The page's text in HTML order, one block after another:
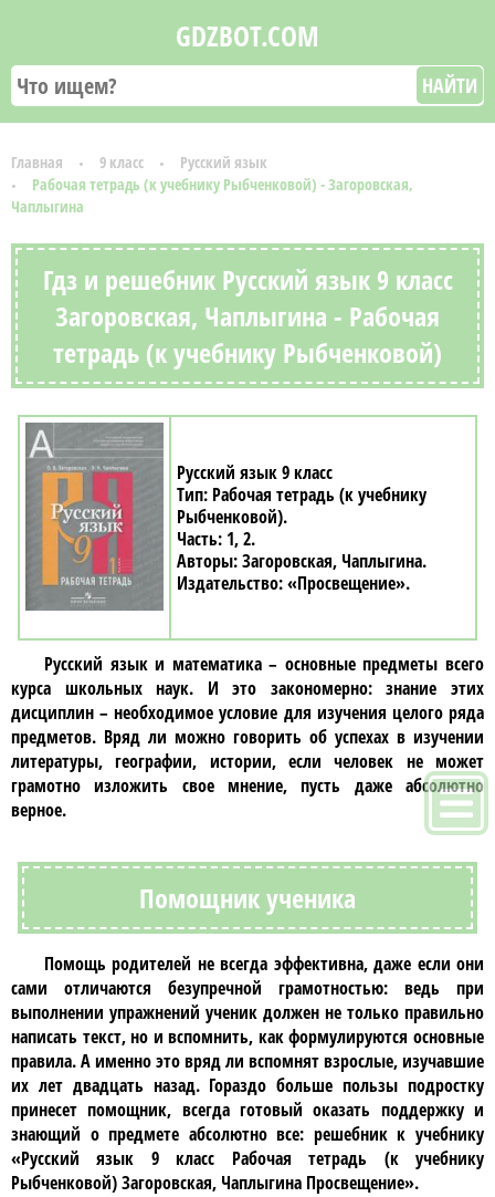
GDZBOT.COM
НАЙТИ
Главная 9 класс
Русский язык
Рабочая тетрадь (к учебнику Рыбченковой) - Загоровская,
Чаплыгина
Гдз и решебник Русский язык 9 класс
Загоровская, Чаплыгина - Рабочая
тетрадь (к учебнику Рыбченковой)
Русский язык 9 класс
Рабочая тетрадь (к учебнику
Рыбченковой)
1, 2
Загоровская, Чаплыгина
«Просвещение»
Русский языки математика – основные предметы всего
курса школьных наук. И это закономерно: знание этих
дисциплин – необходимое условие для изучения целого ряда
предметов. Вряд ли можно говорить об успехах в изучении
литературы, географии, истории, если человек не может
грамотно изложить свое мнение, пусть даже абсолютно
верное.
Помощник ученика
Помощь родителей не всегда эффективна, даже если они
сами отличаются безупречной грамотностью: ведь при
выполнении упражнений ученик должен не только правильно
написать текст, но и вспомнить, как формулируются основные
правила. А именно это вряд ли вспомнят взрослые, изучавшие
их лет двадцать назад. Гораздо больше пользы подростку
принесет помощник, всегда готовый оказать поддержку и
знающий о предмете абсолютно все: решебник к учебнику
«Русский язык 9 класс Рабочая тетрадь (к учебнику
Рыбченковой) Загоровская, Чаплыгина Просвещение».